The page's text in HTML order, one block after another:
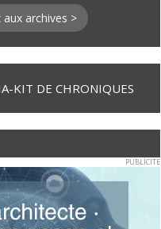
aux archives >
KIT DE CHRONIQUES
PUBLICITE